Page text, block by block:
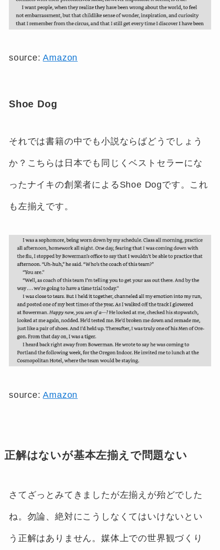
source:Amazon
Shoe Dog
それでは書籍の中でも小説ならばどうでしょう
か？こちらは日本でも同じくベストセラーにな
ったナイキの創業者によるShoe Dogです。これ
も左揃えです。
source:Amazon
正解はないが基本左揃えで問題ない
さてざっとみてきましたが左揃えが殆どでした
ね。勿論、絶対にこうしなくてはいけないとい
う正解はありません。媒体上での世界観づくり